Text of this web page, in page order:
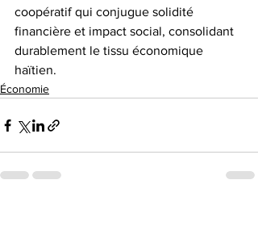
coopératif qui conjugue solidité
financière et impact social, consolidant
durablement le tissu économique
haïtien.
Économie